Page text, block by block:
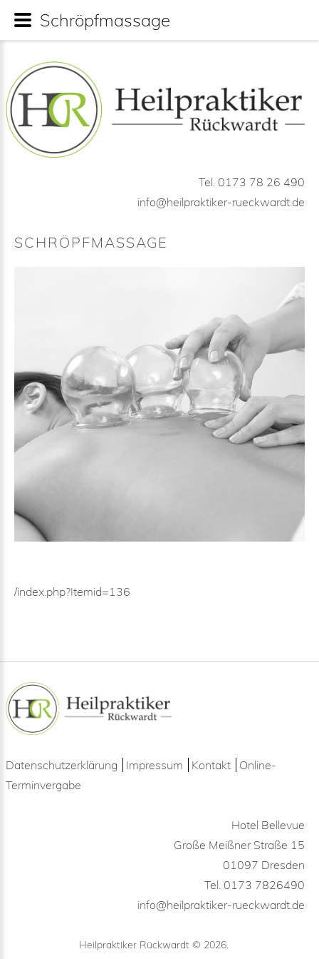
Tel. 0173 78 26 490
info@heilpraktiker-rueckwardt.de
SCHRÖPFMASSAGE
/index.php?Itemid=136
Datenschutzerklärung Impressum Kontakt
Online-
Terminvergabe
Hotel Bellevue
Große Meißner Straße 15
01097 Dresden
Tel. 0173 7826490
info@heilpraktiker-rueckwardt.de
Heilpraktiker Rückwardt © 2026
Schröpfmassage